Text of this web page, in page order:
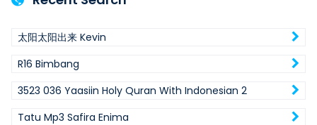
太阳太阳出来 Kevin
R16 Bimbang
3523 036 Yaasiin Holy Quran With Indonesian 2
Tatu Mp3 Safira Enima